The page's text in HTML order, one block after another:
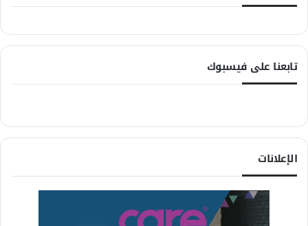
تابعنا على فيسبوك
الإعلانات